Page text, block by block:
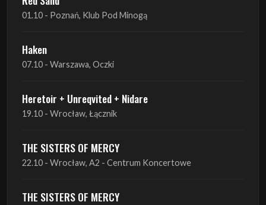
01.10 - Poznań, Klub Pod Minogą
Haken
07.10 - Warszawa, Oczki
Heretoir + Unreqvited + Nidare
19.10 - Wrocław, Łącznik
THE SISTERS OF MERCY
22.10 - Wrocław, A2 - Centrum Koncertowe
THE SISTERS OF MERCY